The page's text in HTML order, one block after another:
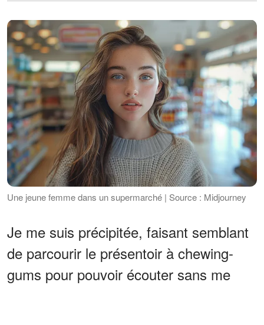
Une jeune femme dans un supermarché | Source : Midjourney
Je me suis précipitée, faisant semblant
de parcourir le présentoir à chewing-
gums pour pouvoir écouter sans me